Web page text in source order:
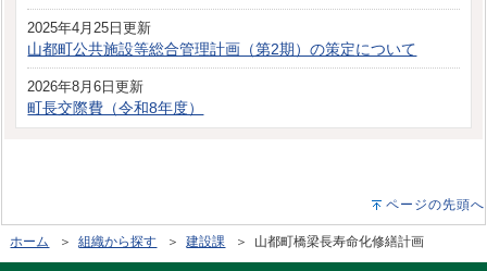
2025年4月25日更新
山都町公共施設等総合管理計画（第2期）の策定について
2026年8月6日更新
町長交際費（令和8年度）
ページの先頭へ
ホーム ＞組織から探す ＞建設課 ＞ 山都町橋梁長寿命化修繕計画